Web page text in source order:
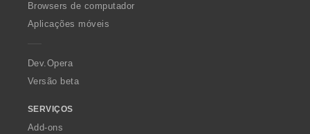
O
p
a
Browsers de computador
Aplicações móveis
Dev.Opera
Versão beta
SERVIÇOS
Add-ons